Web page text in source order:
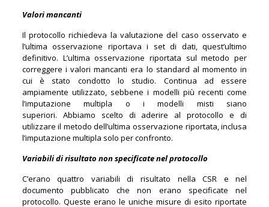
Valori mancanti
Il protocollo richiedeva la valutazione del caso osservato e
l’ultima osservazione riportava i set di dati, quest’ultimo
definitivo. L’ultima osservazione riportata sul metodo per
correggere i valori mancanti era lo standard al momento in
cui è stato condotto lo studio. Continua ad essere
ampiamente utilizzato, sebbene i modelli più recenti come
l’imputazione multipla o i modelli misti siano
superiori. Abbiamo scelto di aderire al protocollo e di
utilizzare il metodo dell’ultima osservazione riportata, inclusa
l’imputazione multipla solo per confronto.
Variabili di risultato non specificate nel protocollo
C’erano quattro variabili di risultato nella CSR e nel
documento pubblicato che non erano specificate nel
protocollo. Queste erano le uniche misure di esito riportate